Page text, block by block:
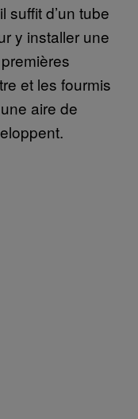
suffit d’un tube
y installer une
et les fourmis
aire de